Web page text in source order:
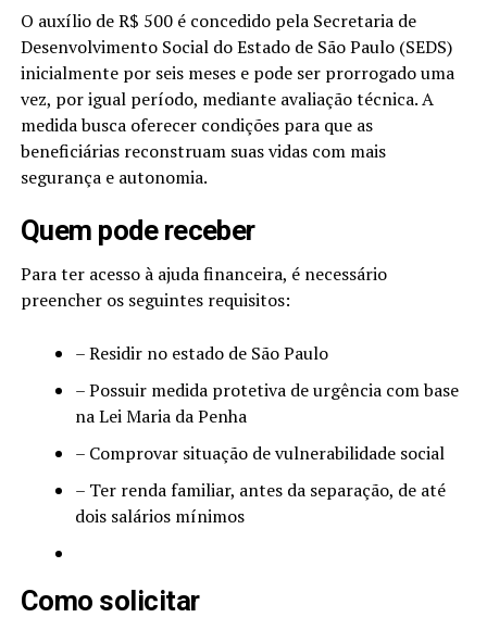
O auxílio de R$ 500 é concedido pela Secretaria de
Desenvolvimento Social do Estado de São Paulo (SEDS)
inicialmente por seis meses e pode ser prorrogado uma
vez, por igual período, mediante avaliação técnica. A
medida busca oferecer condições para que as
beneficiárias reconstruam suas vidas com mais
segurança e autonomia.
Quem pode receber
Para ter acesso à ajuda financeira, é necessário
preencher os seguintes requisitos:
– Residir no estado de São Paulo
– Possuir medida protetiva de urgência com base
na Lei Maria da Penha
– Comprovar situação de vulnerabilidade social
– Ter renda familiar, antes da separação, de até
dois salários mínimos
Como solicitar